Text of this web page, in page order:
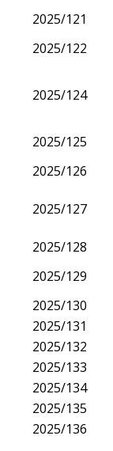
2025/121
2025/122
2025/124
2025/125
2025/126
2025/127
2025/128
2025/129
2025/130
2025/131
2025/132
2025/133
2025/134
2025/135
2025/136